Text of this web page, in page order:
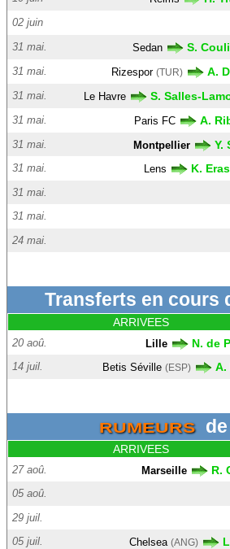
02 juin
31 mai. Sedan S.
31 mai. Rizespor (TUR) A.
31 mai. Le Havre S. Salles-
31 mai. Paris FC A.
31 mai. Montpellier Y.
31 mai. Lens K.
31 mai.
31 mai.
24 mai.
Transferts en cours
ARRIVEES
20 aoû. Lille N. de
14 juil. Betis Séville (ESP) A.
RUMEURS
ARRIVEES
27 aoû. Marseille R.
05 aoû.
29 juil.
05 juil. Chelsea (ANG)